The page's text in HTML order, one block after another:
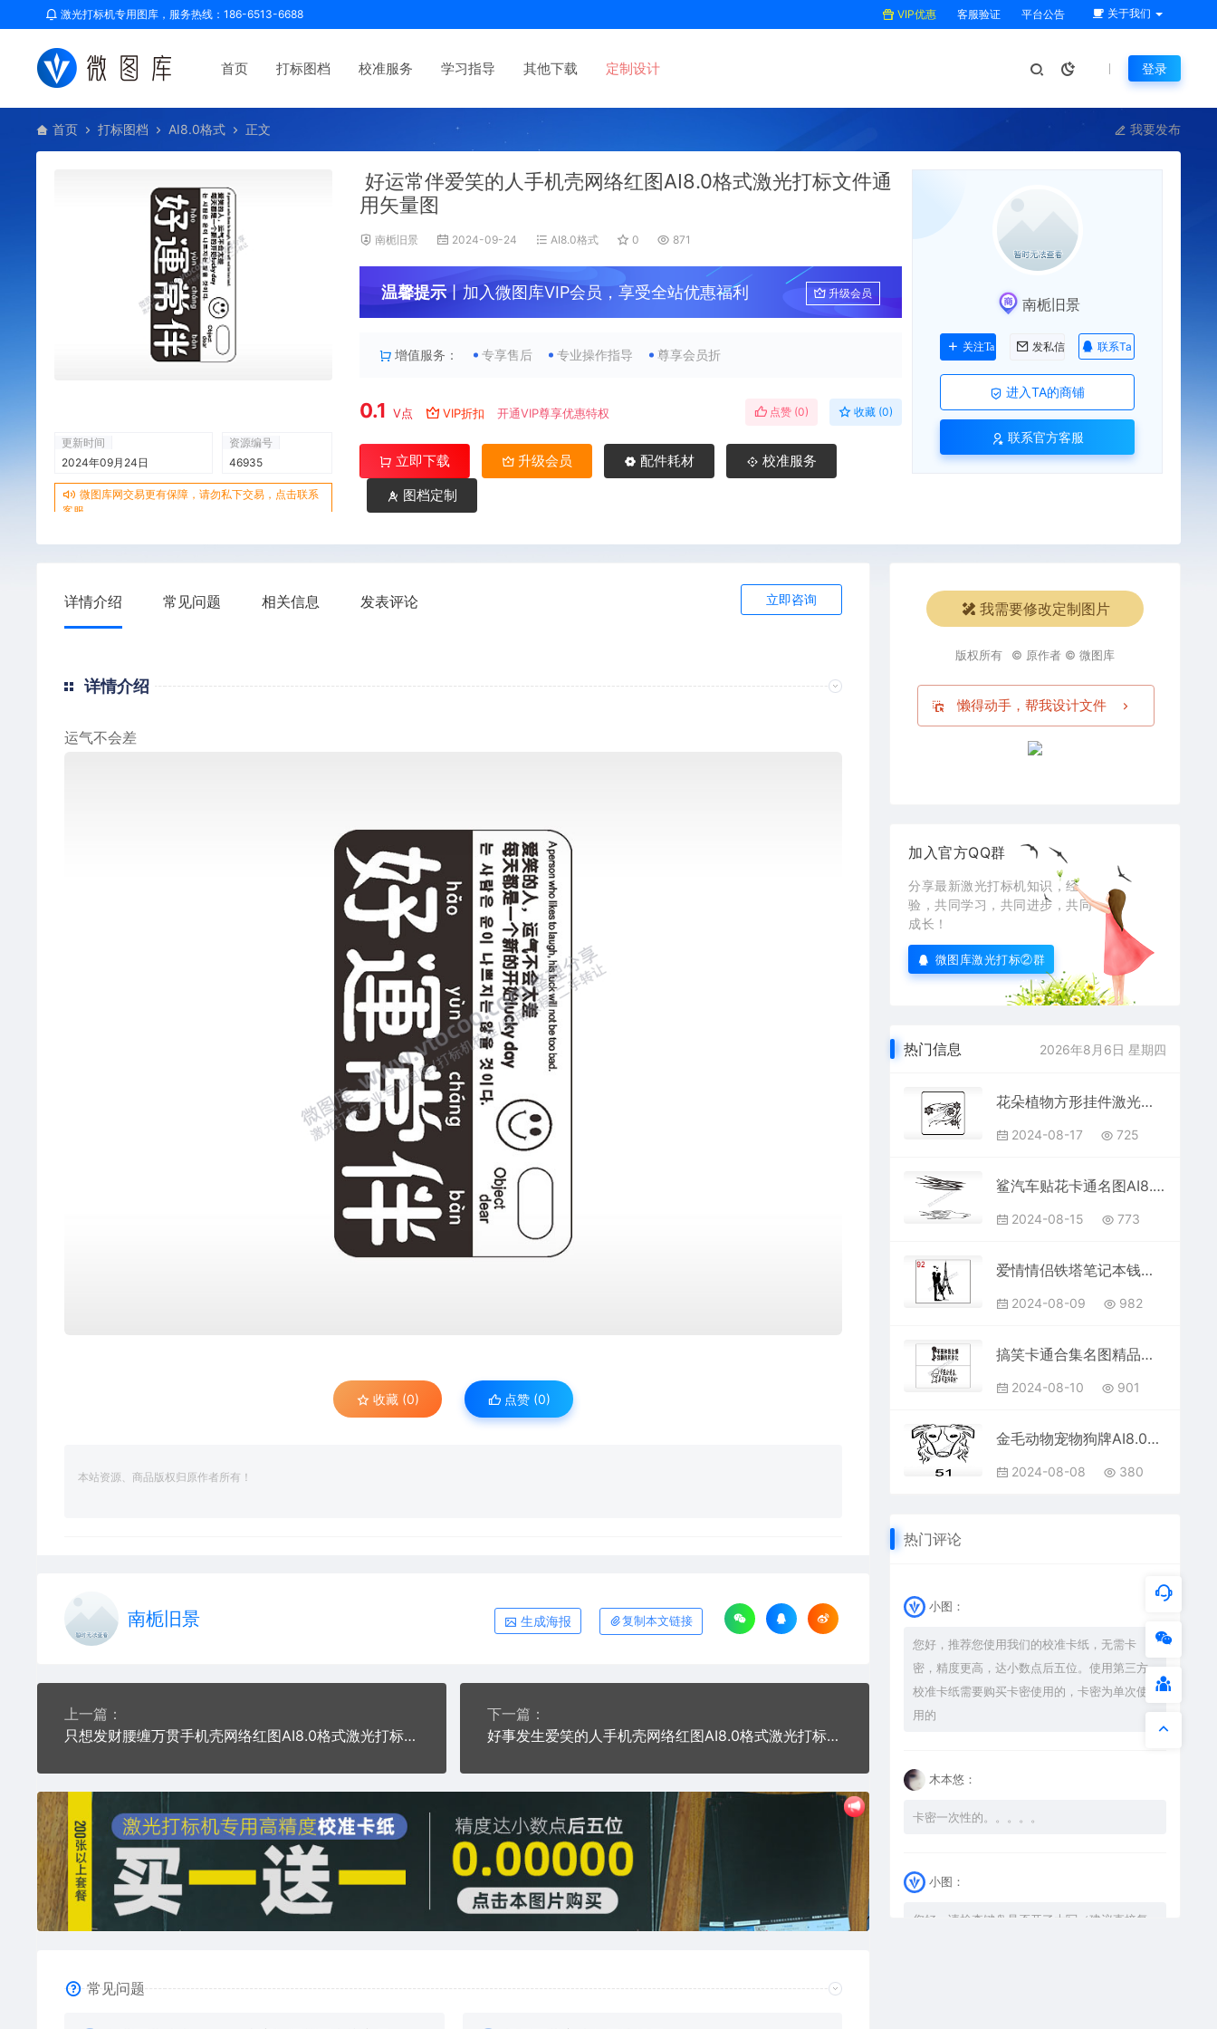
激光打标机专用图库，服务热线：186-6513-6688 VIP优惠 客服验证 平台公告 关于我们
首页 打标图档 校准服务 学习指导 其他下载 定制设计 登录
首页 打标图档 AI8.0格式 正文 我要发布
更新时间
2024年09月24日
资源编号
46935
微图库网交易更有保障，请勿私下交易，点击联系
客服
好运常伴爱笑的人手机壳网络红图AI8.0格式激光打标文件通
用矢量图
南栀旧景 2024-09-24 AI8.0格式 0 871
温馨提示丨加入微图库VIP会员，享受全站优惠福利 升级会员
增值服务： 专享售后 专业操作指导 尊享会员折
0.1 V点 VIP折扣 开通VIP尊享优惠特权 点赞 (0) 收藏 (0)
立即下载 升级会员 配件耗材
校准服务
图档定制
南栀旧景
关注Ta 发私信 联系Ta
进入TA的商铺
联系官方客服
详情介绍 常见问题 相关信息 发表评论 立即咨询
详情介绍
运气不会差
收藏 (0) 点赞 (0)
本站资源、商品版权归原作者所有！
南栀旧景 生成海报 复制本文链接
上一篇：
只想发财腰缠万贯手机壳网络红图AI8.0格式激光打标文件通用矢量图
下一篇：
好事发生爱笑的人手机壳网络红图AI8.0格式激光打标文件通用矢量图
常见问题
我需要修改定制图片
版权所有 © 原作者 © 微图库
懒得动手，帮我设计文件
加入官方QQ群
分享最新激光打标机知识，经
验，共同学习，共同进步，共同
成长！
微图库激光打标②群
热门信息 2026年8月6日 星期四
花朵植物方形挂件激光雕刻AI8.0格式激光打标文件通用矢量图
2024-08-17 725
鲨汽车贴花卡通名图AI8.0格式激光打标文件通用矢量图
2024-08-15 773
爱情情侣铁塔笔记本钱包黑色AI8.0格式激光打标文件通用矢量图
2024-08-09 982
搞笑卡通合集名图精品车贴精选AI8.0格式激光打标文件通用矢量图
2024-08-10 901
金毛动物宠物狗牌AI8.0格式激光打标文件通用矢量图
2024-08-08 380
热门评论
小图：
您好，推荐您使用我们的校准卡纸，无需卡
密，精度更高，达小数点后五位。使用第三方
校准卡纸需要购买卡密使用的，卡密为单次使
用的
木本悠：
卡密一次性的。。。。。
小图：
您好，请检查键盘是否开了大写（建议直接复